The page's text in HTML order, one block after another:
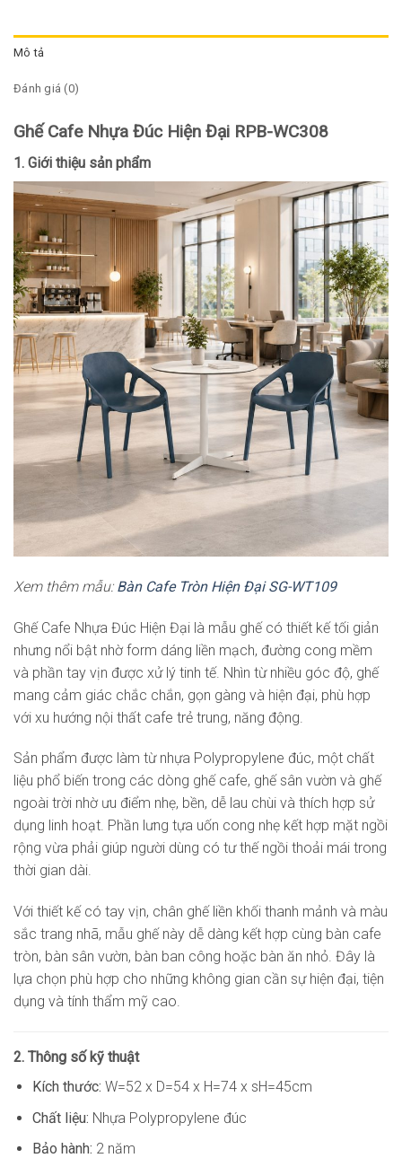
Mô tả
Đánh giá (0)
Ghế Cafe Nhựa Đúc Hiện Đại RPB-WC308
1. Giới thiệu sản phẩm
Xem thêm mẫu: Bàn Cafe Tròn Hiện Đại SG-WT109
Ghế Cafe Nhựa Đúc Hiện Đại là mẫu ghế có thiết kế tối giản
nhưng nổi bật nhờ form dáng liền mạch, đường cong mềm
và phần tay vịn được xử lý tinh tế. Nhìn từ nhiều góc độ, ghế
mang cảm giác chắc chắn, gọn gàng và hiện đại, phù hợp
với xu hướng nội thất cafe trẻ trung, năng động.
Sản phẩm được làm từ nhựa Polypropylene đúc, một chất
liệu phổ biến trong các dòng ghế cafe, ghế sân vườn và ghế
ngoài trời nhờ ưu điểm nhẹ, bền, dễ lau chùi và thích hợp sử
dụng linh hoạt. Phần lưng tựa uốn cong nhẹ kết hợp mặt ngồi
rộng vừa phải giúp người dùng có tư thế ngồi thoải mái trong
thời gian dài.
Với thiết kế có tay vịn, chân ghế liền khối thanh mảnh và màu
sắc trang nhã, mẫu ghế này dễ dàng kết hợp cùng bàn cafe
tròn, bàn sân vườn, bàn ban công hoặc bàn ăn nhỏ. Đây là
lựa chọn phù hợp cho những không gian cần sự hiện đại, tiện
dụng và tính thẩm mỹ cao.
2. Thông số kỹ thuật
Kích thước: W=52 x D=54 x H=74 x sH=45cm
Chất liệu: Nhựa Polypropylene đúc
Bảo hành: 2 năm